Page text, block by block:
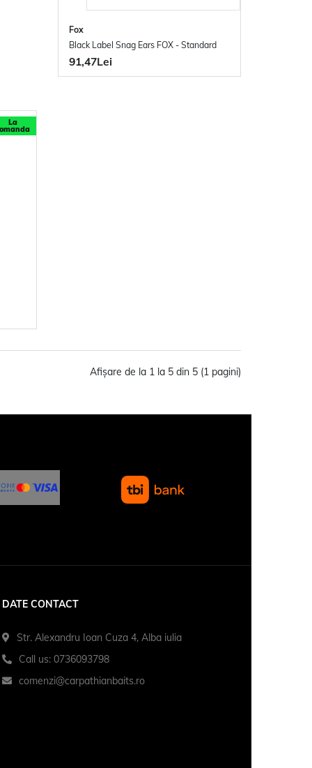
Fox
Black Label Snag Ears FOX - Standard
91,47Lei
La
Afişare de la 1 la 5 din 5 (1 pagini)
DATE CONTACT
Str. Alexandru Ioan Cuza 4, Alba iulia
Call us: 0736093798
comenzi@carpathianbaits.ro